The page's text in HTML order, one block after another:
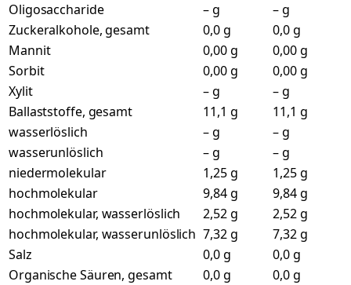
Oligosaccharide
– g
– g
Zuckeralkohole, gesamt
0,0 g
0,0 g
Mannit
0,00 g
0,00 g
Sorbit
0,00 g
0,00 g
Xylit
– g
– g
Ballaststoffe, gesamt
11,1 g
11,1 g
wasserlöslich
– g
– g
wasserunlöslich
– g
– g
niedermolekular
1,25 g
1,25 g
hochmolekular
9,84 g
9,84 g
hochmolekular, wasserlöslich
2,52 g
2,52 g
hochmolekular, wasserunlöslich 7,32 g
7,32 g
Salz
0,0 g
0,0 g
Organische Säuren, gesamt
0,0 g
0,0 g